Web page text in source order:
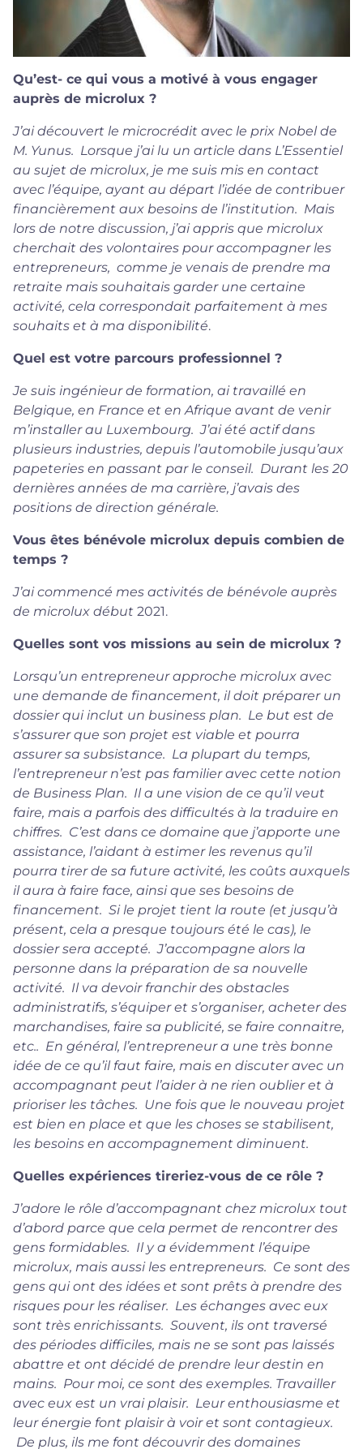
Qu’est- ce qui vous a motivé à vous engager
auprès de microlux ?
J’ai découvert le microcrédit avec le prix Nobel de
M. Yunus. Lorsque j’ai lu un article dans L’Essentiel
au sujet de microlux, je me suis mis en contact
avec l’équipe, ayant au départ l’idée de contribuer
financièrement aux besoins de l’institution. Mais
lors de notre discussion, j’ai appris que microlux
cherchait des volontaires pour accompagner les
entrepreneurs, comme je venais de prendre ma
retraite mais souhaitais garder une certaine
activité, cela correspondait parfaitement à mes
souhaits et à ma disponibilité.
Quel est votre parcours professionnel ?
Je suis ingénieur de formation, ai travaillé en
Belgique, en France et en Afrique avant de venir
m’installer au Luxembourg. J’ai été actif dans
plusieurs industries, depuis l’automobile jusqu’aux
papeteries en passant par le conseil. Durant les 20
dernières années de ma carrière, j’avais des
positions de direction générale.
Vous êtes bénévole microlux depuis combien de
temps ?
J’ai commencé mes activités de bénévole auprès
de microlux début 2021.
Quelles sont vos missions au sein de microlux ?
Lorsqu’un entrepreneur approche microlux avec
une demande de financement, il doit préparer un
dossier qui inclut un business plan. Le but est de
s’assurer que son projet est viable et pourra
assurer sa subsistance. La plupart du temps,
l’entrepreneur n’est pas familier avec cette notion
de Business Plan. Il a une vision de ce qu’il veut
faire, mais a parfois des difficultés à la traduire en
chiffres. C’est dans ce domaine que j’apporte une
assistance, l’aidant à estimer les revenus qu’il
pourra tirer de sa future activité, les coûts auxquels
il aura à faire face, ainsi que ses besoins de
financement. Si le projet tient la route (et jusqu’à
présent, cela a presque toujours été le cas), le
dossier sera accepté. J’accompagne alors la
personne dans la préparation de sa nouvelle
activité. Il va devoir franchir des obstacles
administratifs, s’équiper et s’organiser, acheter des
marchandises, faire sa publicité, se faire connaitre,
etc.. En général, l’entrepreneur a une très bonne
idée de ce qu’il faut faire, mais en discuter avec un
accompagnant peut l’aider à ne rien oublier et à
prioriser les tâches. Une fois que le nouveau projet
est bien en place et que les choses se stabilisent,
les besoins en accompagnement diminuent.
Quelles expériences tireriez-vous de ce rôle ?
J’adore le rôle d’accompagnant chez microlux tout
d’abord parce que cela permet de rencontrer des
gens formidables. Il y a évidemment l’équipe
microlux, mais aussi les entrepreneurs. Ce sont des
gens qui ont des idées et sont prêts à prendre des
risques pour les réaliser. Les échanges avec eux
sont très enrichissants. Souvent, ils ont traversé
des périodes difficiles, mais ne se sont pas laissés
abattre et ont décidé de prendre leur destin en
mains. Pour moi, ce sont des exemples. Travailler
avec eux est un vrai plaisir. Leur enthousiasme et
leur énergie font plaisir à voir et sont contagieux.
De plus, ils me font découvrir des domaines